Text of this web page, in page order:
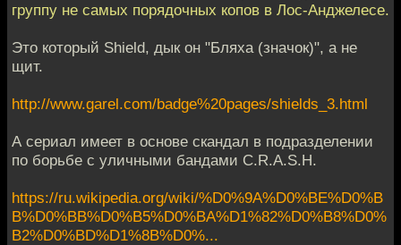
группу не самых порядочных копов в Лос-Анджелесе.
Это который Shield, дык он "Бляха (значок)", а не
щит.
http://www.garel.com/badge%20pages/shields_3.html
А сериал имеет в основе скандал в подразделении
по борьбе с уличными бандами C.R.A.S.H.
https://ru.wikipedia.org/wiki/%D0%9A%D0%BE%D0%B
B%D0%BB%D0%B5%D0%BA%D1%82%D0%B8%D0%
B2%D0%BD%D1%8B%D0%...